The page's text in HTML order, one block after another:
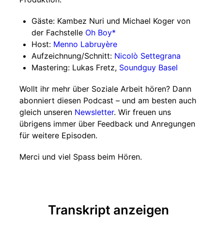
Gäste: Kambez Nuri und Michael Koger von
der Fachstelle Oh Boy*
Host: Menno Labruyère
Aufzeichnung/Schnitt: Nicolò Settegrana
Mastering: Lukas Fretz, Soundguy Basel
Wollt ihr mehr über Soziale Arbeit hören? Dann
abonniert diesen Podcast – und am besten auch
gleich unseren Newsletter. Wir freuen uns
übrigens immer über Feedback und Anregungen
für weitere Episoden.
Merci und viel Spass beim Hören.
Transkript anzeigen